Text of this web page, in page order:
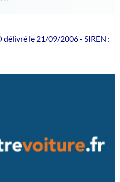
le 21/09/2006 - SIREN :